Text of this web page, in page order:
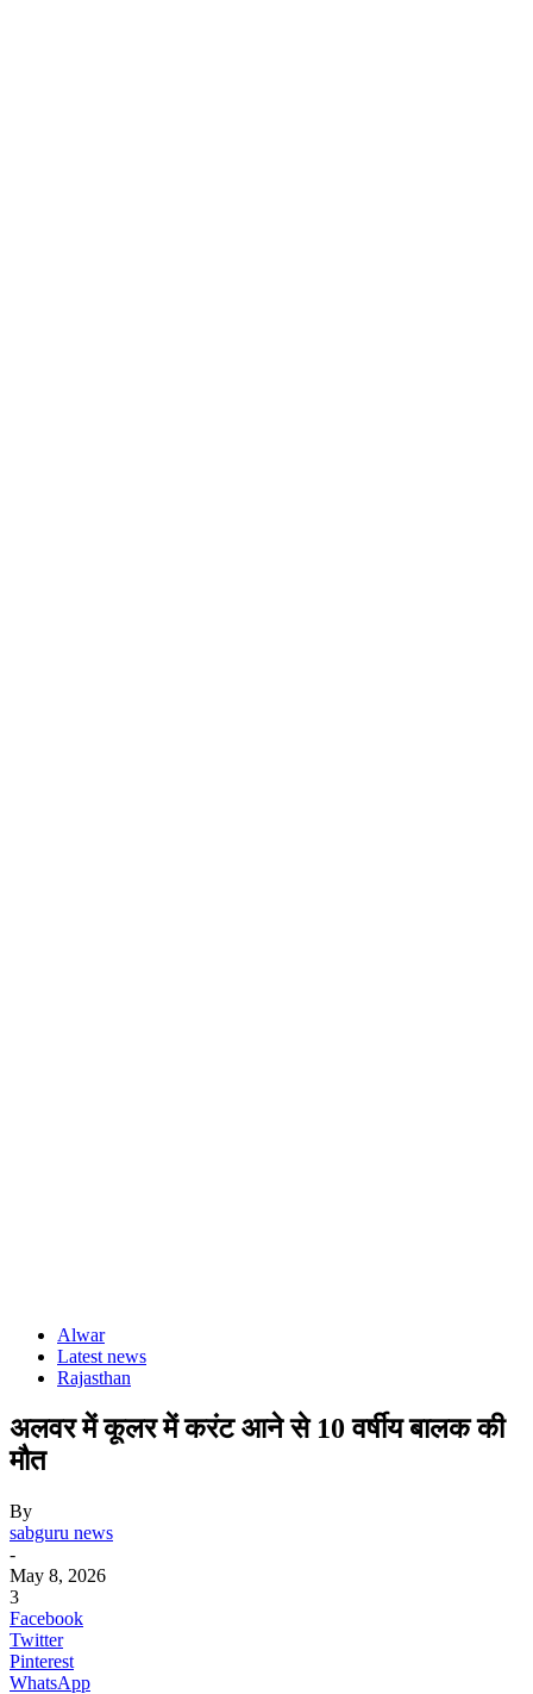
Alwar
Latest news
Rajasthan
अलवर में कूलर में करंट आने से 10 वर्षीय बालक की
मौत
By
sabguru news
-
May 8, 2026
3
Facebook
Twitter
Pinterest
WhatsApp